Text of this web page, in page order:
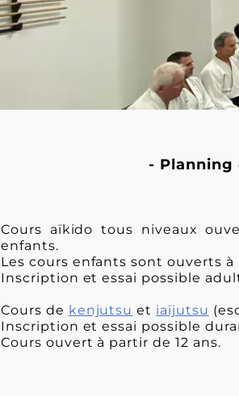
- Planning
Cours aïkido tous niveaux
enfants.
Les cours enfants sont ouverts à
Inscription et essai possible
Cours de kenjutsu et iaïjutsu
Inscription et essai possible
Cours ouvert à partir de 12 ans.